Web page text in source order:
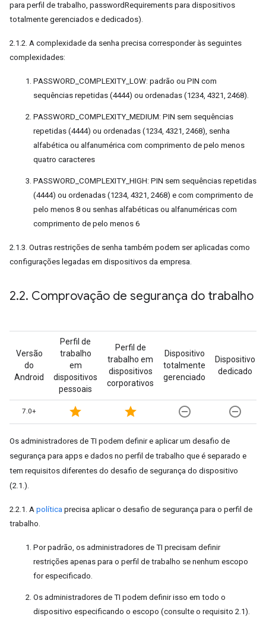
para perfil de trabalho, passwordRequirements para dispositivos
totalmente gerenciados e dedicados).
2.1.2. A complexidade da senha precisa corresponder às seguintes
complexidades:
PASSWORD_COMPLEXITY_LOW: padrão ou PIN com
sequências repetidas (4444) ou ordenadas (1234, 4321, 2468).
PASSWORD_COMPLEXITY_MEDIUM: PIN sem sequências
repetidas (4444) ou ordenadas (1234, 4321, 2468), senha
alfabética ou alfanumérica com comprimento de pelo menos
quatro caracteres
PASSWORD_COMPLEXITY_HIGH: PIN sem sequências repetidas
(4444) ou ordenadas (1234, 4321, 2468) e com comprimento de
pelo menos 8 ou senhas alfabéticas ou alfanuméricas com
comprimento de pelo menos 6
2.1.3. Outras restrições de senha também podem ser aplicadas como
configurações legadas em dispositivos da empresa.
2.2. Comprovação de segurança do trabalho
Versão
do
Android
Perfil de
trabalho
em
dispositivos
pessoais
Perfil de
trabalho em
dispositivos
corporativos
Dispositivo
totalmente
gerenciado
Dispositivo
dedicado
7.0+ star star remove_circle_outline remove_circle_outline
Os administradores de TI podem definir e aplicar um desafio de
segurança para apps e dados no perfil de trabalho que é separado e
tem requisitos diferentes do desafio de segurança do dispositivo
(2.1.).
2.2.1. A política precisa aplicar o desafio de segurança para o perfil de
trabalho.
Por padrão, os administradores de TI precisam definir
restrições apenas para o perfil de trabalho se nenhum escopo
for especificado.
Os administradores de TI podem definir isso em todo o
dispositivo especificando o escopo (consulte o requisito 2.1).